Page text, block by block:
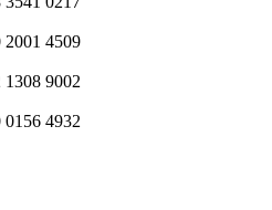
2001 4509
9002
4932